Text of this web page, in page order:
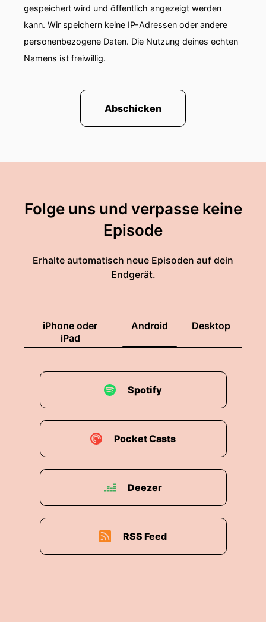
gespeichert wird und öffentlich angezeigt werden
kann. Wir speichern keine IP-Adressen oder andere
personenbezogene Daten. Die Nutzung deines echten
Namens ist freiwillig.
Abschicken
Folge uns und verpasse keine
Episode
Erhalte automatisch neue Episoden auf dein
Endgerät.
iPhone oder
iPad
Android Desktop
Spotify
Pocket Casts
Deezer
RSS Feed